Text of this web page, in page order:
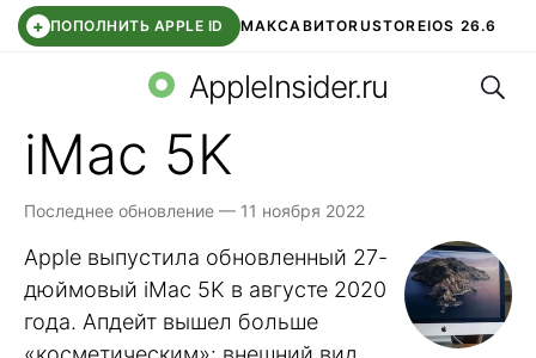
+ ПОПОЛНИТЬ APPLE ID МАКСАВИТОRUSTOREIOS 26.6
СБЕР КИДС ВТБ ОНЛАЙН ЧАТ В ROBLOX
AppleInsider.ru
iMac 5K
Последнее обновление — 11 ноября 2022
Apple выпустила обновленный 27-
дюймовый iMac 5K в августе 2020
года. Апдейт вышел больше